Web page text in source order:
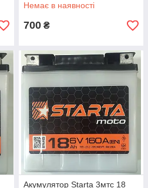
Немає в наявності
700 ₴
Акумулятор Starta 3мтс 18